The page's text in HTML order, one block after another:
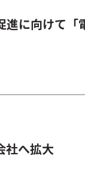
に向けて「
社へ拡大